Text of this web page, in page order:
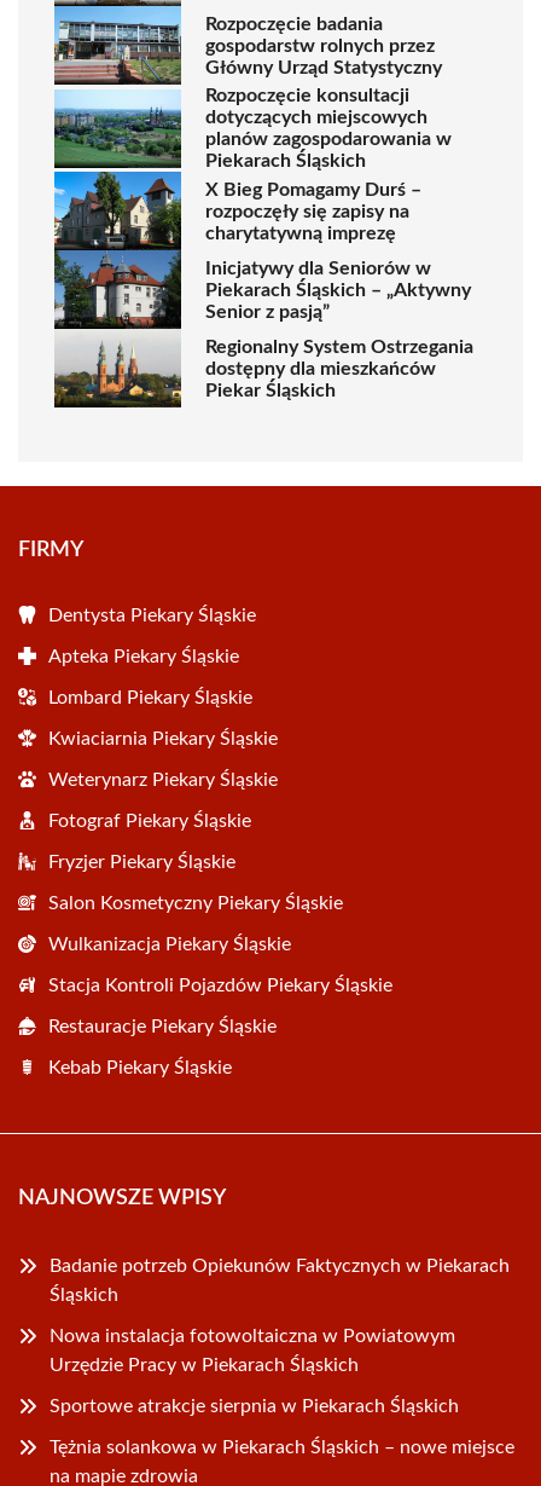
Rozpoczęcie badania
gospodarstw rolnych przez
Główny Urząd Statystyczny
Rozpoczęcie konsultacji
dotyczących miejscowych
planów zagospodarowania w
Piekarach Śląskich
X Bieg Pomagamy Durś –
rozpoczęły się zapisy na
charytatywną imprezę
Inicjatywy dla Seniorów w
Piekarach Śląskich – „Aktywny
Senior z pasją”
Regionalny System Ostrzegania
dostępny dla mieszkańców
Piekar Śląskich
FIRMY
Dentysta Piekary Śląskie
Apteka Piekary Śląskie
Lombard Piekary Śląskie
Kwiaciarnia Piekary Śląskie
Weterynarz Piekary Śląskie
Fotograf Piekary Śląskie
Fryzjer Piekary Śląskie
Salon Kosmetyczny Piekary Śląskie
Wulkanizacja Piekary Śląskie
Stacja Kontroli Pojazdów Piekary Śląskie
Restauracje Piekary Śląskie
Kebab Piekary Śląskie
NAJNOWSZE WPISY
Badanie potrzeb Opiekunów Faktycznych w Piekarach
Śląskich
Nowa instalacja fotowoltaiczna w Powiatowym
Urzędzie Pracy w Piekarach Śląskich
Sportowe atrakcje sierpnia w Piekarach Śląskich
Tężnia solankowa w Piekarach Śląskich – nowe miejsce
na mapie zdrowia